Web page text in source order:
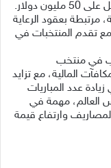
مرتبطة بعقود الرعاية
تقدم المنتخبات في
في منتخب
المالية، مع تزايد
عدد المباريات
العالم، مهمة في
المصاريف وارتفاع قيمة